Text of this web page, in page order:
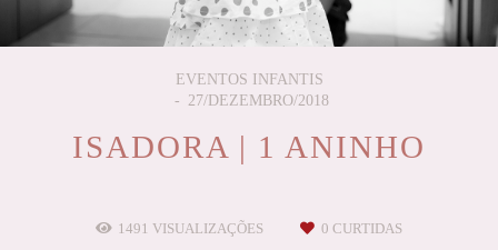
EVENTOS INFANTIS
27/DEZEMBRO/2018
ISADORA | 1 ANINHO
1491 VISUALIZAÇÕES 0 CURTIDAS